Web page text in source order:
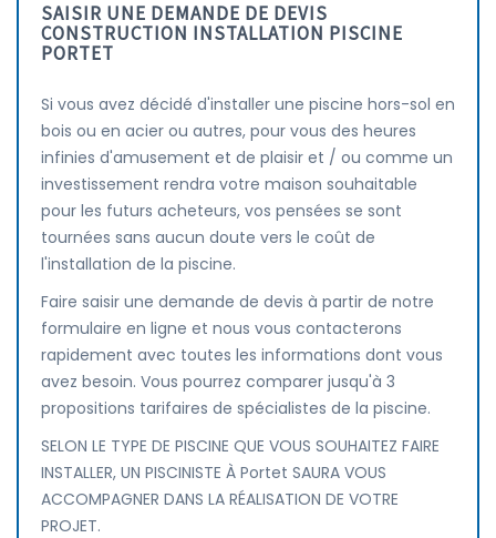
SAISIR UNE DEMANDE DE DEVIS
CONSTRUCTION INSTALLATION PISCINE
PORTET
Si vous avez décidé d'installer une piscine hors-sol en
bois ou en acier ou autres, pour vous des heures
infinies d'amusement et de plaisir et / ou comme un
investissement rendra votre maison souhaitable
pour les futurs acheteurs, vos pensées se sont
tournées sans aucun doute vers le coût de
l'installation de la piscine.
Faire saisir une demande de devis à partir de notre
formulaire en ligne et nous vous contacterons
rapidement avec toutes les informations dont vous
avez besoin. Vous pourrez comparer jusqu'à 3
propositions tarifaires de spécialistes de la piscine.
SELON LE TYPE DE PISCINE QUE VOUS SOUHAITEZ FAIRE
INSTALLER, UN PISCINISTE À Portet SAURA VOUS
ACCOMPAGNER DANS LA RÉALISATION DE VOTRE
PROJET.